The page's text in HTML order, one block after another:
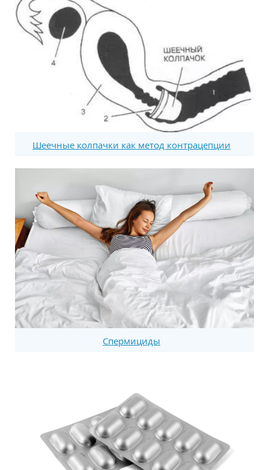
Шеечные колпачки как метод контрацепции
Спермициды